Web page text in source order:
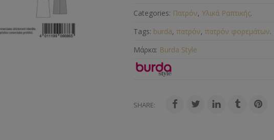
Categories: Πατρόν, Υλικά Ραπτικής.
Tags: burda,πατρόν,πατρόν φορεμάτων.
Μάρκα: Burda Style
SHARE: